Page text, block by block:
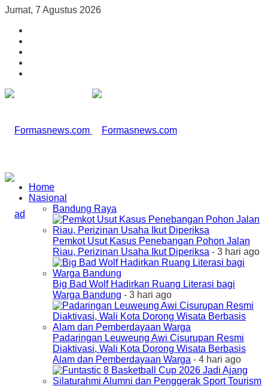
Jumat, 7 Agustus 2026
Home
Nasional
Bandung Raya
Pemkot Usut Kasus Penebangan Pohon Jalan
Riau, Perizinan Usaha Ikut Diperiksa - 3 hari ago
Big Bad Wolf Hadirkan Ruang Literasi bagi
Warga Bandung - 3 hari ago
Padaringan Leuweung Awi Cisurupan Resmi
Diaktivasi, Wali Kota Dorong Wisata Berbasis
Alam dan Pemberdayaan Warga - 4 hari ago